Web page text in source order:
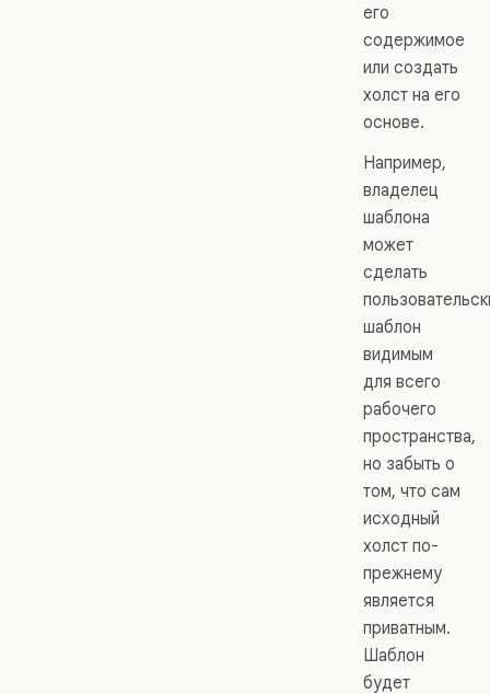
его
содержимое
или создать
холст на его
основе.
Например,
владелец
шаблона
может
сделать
шаблон
видимым
для всего
рабочего
пространства,
но забыть о
том, что сам
исходный
холст по-
прежнему
является
приватным.
Шаблон
будет